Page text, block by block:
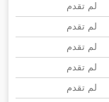
لم تقدم
لم تقدم
لم تقدم
لم تقدم
لم تقدم